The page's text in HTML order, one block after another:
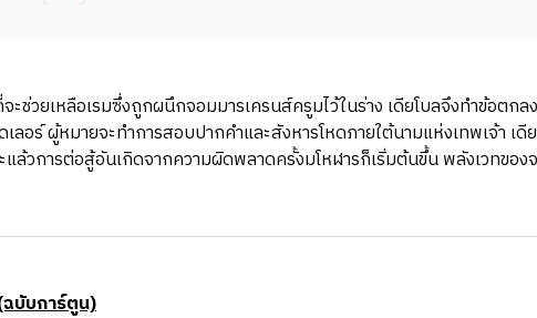
ช่วยเหลือเรมซึ่งถูกผนึกจอมมารเครนส์ครูมไว้ในร่าง เดียโบลจึงทำข้อต
อร์ ผู้หมายจะทำการสอบปากคำและสังหารโหดภายใต้นามแห่งเทพเจ้า เ
ล้วการต่อสู้อันเกิดจากความผิดพลาดครั้งมโหฬารก็เริ่มต้นขึ้น พลังเวทข
บับการ์ตูน)